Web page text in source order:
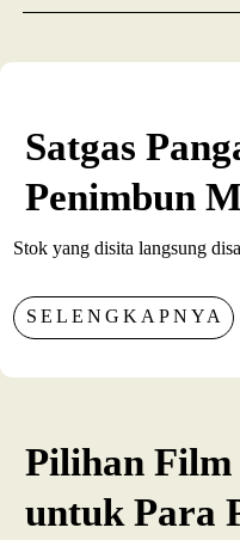
Satgas
Penimbun
Stok yang disita langsung
SELENGKAPNYA
Pilihan Film
untuk Para